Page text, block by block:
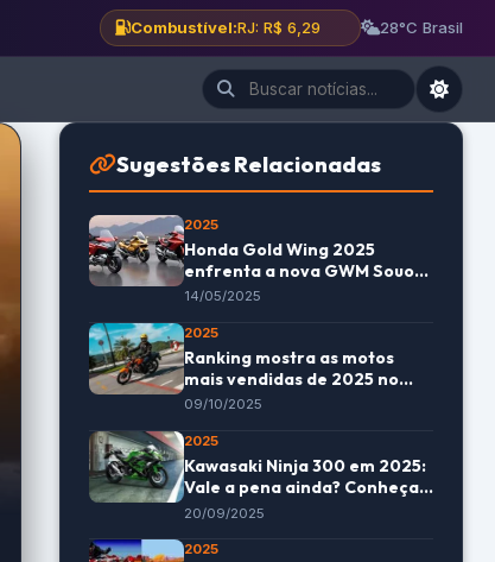
Combustível:RJ: R$ 6,29 28°C Brasil
Sugestões Relacionadas
2025
Honda Gold Wing 2025
enfrenta a nova GWM Souo
S2000: Qual é a melhor?
14/05/2025
2025
Ranking mostra as motos
mais vendidas de 2025 no
Brasil
09/10/2025
2025
Kawasaki Ninja 300 em 2025:
Vale a pena ainda? Conheça
os detalhes
20/09/2025
2025